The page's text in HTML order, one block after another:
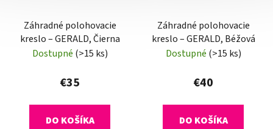
Záhradné polohovacie
kreslo – GERALD, Čierna
Dostupné (>15 ks)
€35
DO KOŠÍKA
Záhradné polohovacie
kreslo – GERALD, Béžová
Dostupné (>15 ks)
€40
DO KOŠÍKA